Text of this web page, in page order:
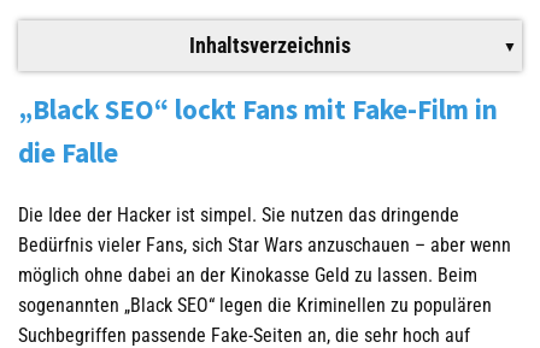
Inhaltsverzeichnis
„Black SEO“ lockt Fans mit Fake-Film in
die Falle
Die Idee der Hacker ist simpel. Sie nutzen das dringende
Bedürfnis vieler Fans, sich Star Wars anzuschauen – aber wenn
möglich ohne dabei an der Kinokasse Geld zu lassen. Beim
sogenannten „Black SEO“ legen die Kriminellen zu populären
Suchbegriffen passende Fake-Seiten an, die sehr hoch auf